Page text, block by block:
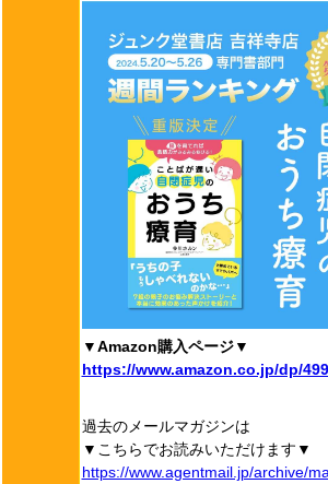
▼Amazon購入ページ▼
https://www.amazon.co.jp/dp/
過去のメールマガジンは
▼こちらでお読みいただけます▼
https://www.agentmail.jp/archive/